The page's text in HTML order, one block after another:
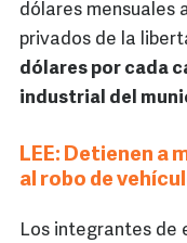
dólares mensuales
privados de la
dólares por cada
industrial del
LEE: Detienen a
al robo de
Los integrantes de